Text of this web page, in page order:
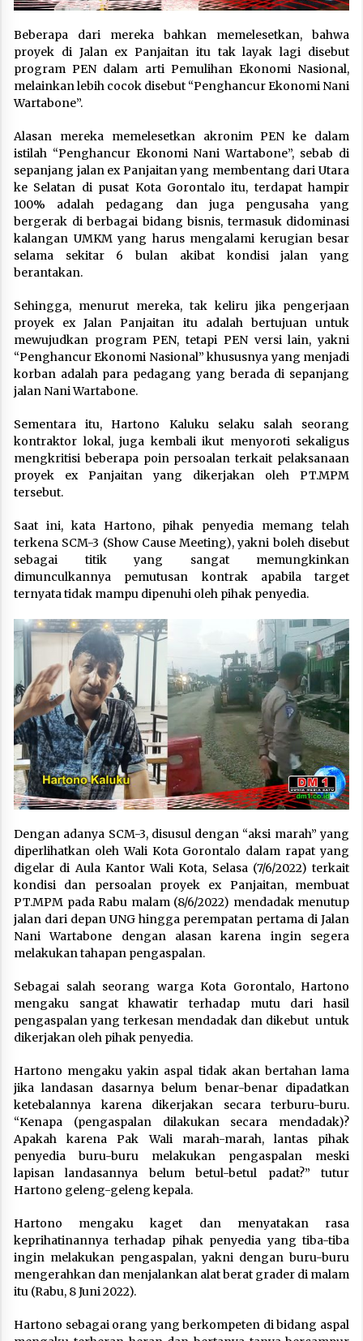
Beberapa dari mereka bahkan memelesetkan, bahwa
proyek di Jalan ex Panjaitan itu tak layak lagi disebut
program PEN dalam arti Pemulihan Ekonomi Nasional,
melainkan lebih cocok disebut “Penghancur Ekonomi Nani
Wartabone”.
Alasan mereka memelesetkan akronim PEN ke dalam
istilah “Penghancur Ekonomi Nani Wartabone”, sebab di
sepanjang jalan ex Panjaitan yang membentang dari Utara
ke Selatan di pusat Kota Gorontalo itu, terdapat hampir
100% adalah pedagang dan juga pengusaha yang
bergerak di berbagai bidang bisnis, termasuk didominasi
kalangan UMKM yang harus mengalami kerugian besar
selama sekitar 6 bulan akibat kondisi jalan yang
berantakan.
Sehingga, menurut mereka, tak keliru jika pengerjaan
proyek ex Jalan Panjaitan itu adalah bertujuan untuk
mewujudkan program PEN, tetapi PEN versi lain, yakni
“Penghancur Ekonomi Nasional” khususnya yang menjadi
korban adalah para pedagang yang berada di sepanjang
jalan Nani Wartabone.
Sementara itu, Hartono Kaluku selaku salah seorang
kontraktor lokal, juga kembali ikut menyoroti sekaligus
mengkritisi beberapa poin persoalan terkait pelaksanaan
proyek ex Panjaitan yang dikerjakan oleh PT.MPM
tersebut.
Saat ini, kata Hartono, pihak penyedia memang telah
terkena SCM-3 (Show Cause Meeting), yakni boleh disebut
sebagai titik yang sangat memungkinkan
dimunculkannya pemutusan kontrak apabila target
ternyata tidak mampu dipenuhi oleh pihak penyedia.
Dengan adanya SCM-3, disusul dengan “aksi marah” yang
diperlihatkan oleh Wali Kota Gorontalo dalam rapat yang
digelar di Aula Kantor Wali Kota, Selasa (7/6/2022) terkait
kondisi dan persoalan proyek ex Panjaitan, membuat
PT.MPM pada Rabu malam (8/6/2022) mendadak menutup
jalan dari depan UNG hingga perempatan pertama di Jalan
Nani Wartabone dengan alasan karena ingin segera
melakukan tahapan pengaspalan.
Sebagai salah seorang warga Kota Gorontalo, Hartono
mengaku sangat khawatir terhadap mutu dari hasil
pengaspalan yang terkesan mendadak dan dikebut untuk
dikerjakan oleh pihak penyedia.
Hartono mengaku yakin aspal tidak akan bertahan lama
jika landasan dasarnya belum benar-benar dipadatkan
ketebalannya karena dikerjakan secara terburu-buru.
“Kenapa (pengaspalan dilakukan secara mendadak)?
Apakah karena Pak Wali marah-marah, lantas pihak
penyedia buru-buru melakukan pengaspalan meski
lapisan landasannya belum betul-betul padat?” tutur
Hartono geleng-geleng kepala.
Hartono mengaku kaget dan menyatakan rasa
keprihatinannya terhadap pihak penyedia yang tiba-tiba
ingin melakukan pengaspalan, yakni dengan buru-buru
mengerahkan dan menjalankan alat berat grader di malam
itu (Rabu, 8 Juni 2022).
Hartono sebagai orang yang berkompeten di bidang aspal